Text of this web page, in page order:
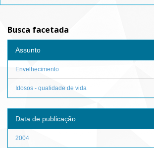
Busca facetada
Assunto
Envelhecimento
Idosos - qualidade de vida
Data de publicação
2004